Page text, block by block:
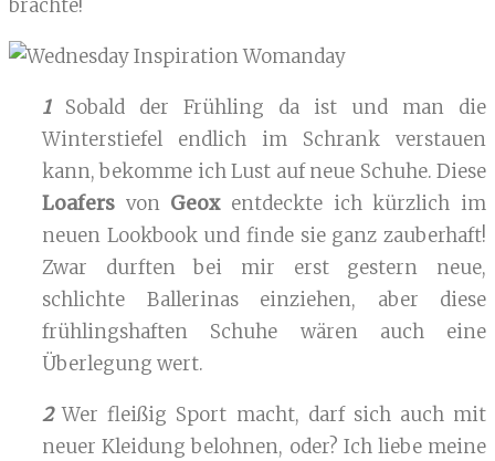
brachte!
1Sobald der Frühling da ist und man die
Winterstiefel endlich im Schrank verstauen
kann, bekomme ich Lust auf neue Schuhe. Diese
Loafers von Geoxentdeckte ich kürzlich im
neuen Lookbook und finde sie ganz zauberhaft!
Zwar durften bei mir erst gestern neue,
schlichte Ballerinas einziehen, aber diese
frühlingshaften Schuhe wären auch eine
Überlegung wert.
2Wer fleißig Sport macht, darf sich auch mit
neuer Kleidung belohnen, oder? Ich liebe meine